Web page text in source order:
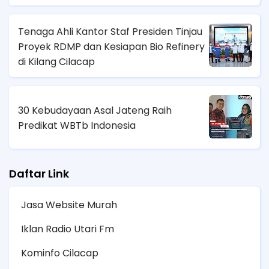
Tenaga Ahli Kantor Staf Presiden Tinjau
Proyek RDMP dan Kesiapan Bio Refinery
di Kilang Cilacap
30 Kebudayaan Asal Jateng Raih
Predikat WBTb Indonesia
Daftar Link
Jasa Website Murah
Iklan Radio Utari Fm
Kominfo Cilacap